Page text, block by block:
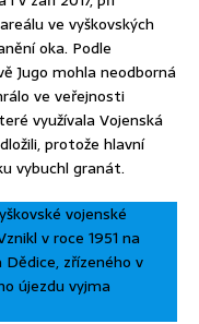
ve vyškovských
oka. Podle
Jugo mohla neodborná
ve veřejnosti
využívala Vojenská
protože hlavní
vybuchl granát.
vojenské
v roce 1951 na
zřízeného v
újezdu vyjma